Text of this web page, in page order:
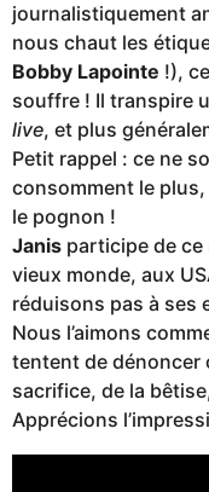
journalistiquement
nous chaut les
Bobby Lapointe !), ce
souffre ! Il transpire
live, et plus
Petit rappel : ce ne
consomment le
le pognon !
Janis participe de
vieux monde, aux
réduisons pas à ses
Nous l’aimons
tentent de dénoncer
sacrifice, de la
Apprécions